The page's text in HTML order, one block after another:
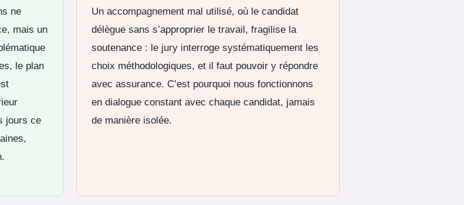
ne
mais un
le plan
jours ce
Un accompagnement mal utilisé, où le candidat
délègue sans s’approprier le travail, fragilise la
soutenance : le jury interroge systématiquement les
choix méthodologiques, et il faut pouvoir y répondre
avec assurance. C’est pourquoi nous fonctionnons
en dialogue constant avec chaque candidat, jamais
de manière isolée.